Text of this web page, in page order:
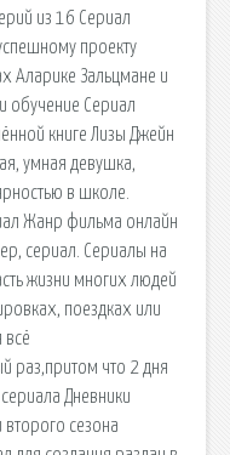
из 16 Сериал
проекту
Аларике Зальцмане и
обучение Сериал
книге Лизы Джейн
умная девушка,
в школе.
Жанр фильма онлайн
сериал. Сериалы на
жизни многих людей
поездках или
всё
раз,притом что 2 дня
Дневники
сезона